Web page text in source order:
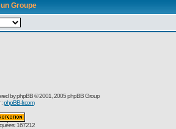
Groupe
byphpBB© 2001, 2005 phpBB Group
:phpBB-fr.com
167212